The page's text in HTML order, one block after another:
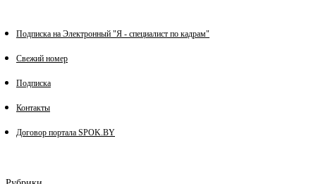
Подписка на Электронный "Я - специалист по кадрам"
Свежий номер
Подписка
Контакты
Договор портала SPOK.BY